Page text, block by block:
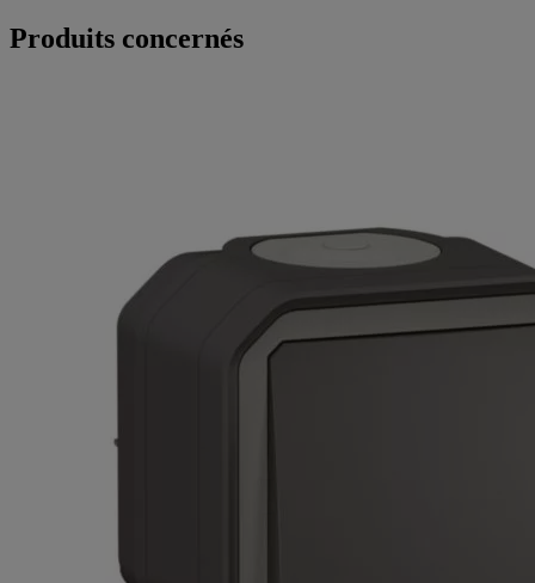
Produits concernés